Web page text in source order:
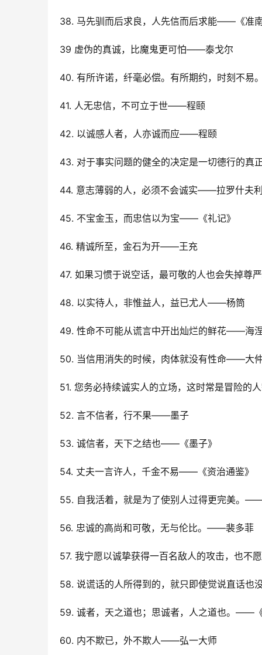
38. 马先驯而后求良，人先信而后求能――《准南
39 虚伪的真诚，比魔鬼更可怕——泰戈尔
40. 有所许诺，纤毫必偿。有所期约，时刻不
41. 人无忠信，不可立于世——程颐
42. 以诚感人者，人亦诚而应——程颐
43. 对于事实问题的健全的决定是一切德行的
44. 意志薄弱的人，必须不会诚实――拉罗什夫利
45. 不宝金玉，而忠信以为宝――《礼记》
46. 精诚所至，金石为开——王充
47. 如果习惯于说空话，最可敬的人也会失掉
48. 以实待人，非惟益人，益已尤人――杨筒
49. 性命不可能从谎言中开出灿烂的鲜花――海
50. 当信用消失的时候，肉体就没有性命――大
51. 您务必持续诚实人的立场，这时常是冒险
52. 言不信者，行不果――墨子
53. 诚信者，天下之结也――《墨子》
54. 丈夫一言许人，千金不易――《资治通鉴》
55. 自我活着，就是为了使别人过得更完美。
56. 忠诚的高尚和可敬，无与伦比。——裴多菲
57. 我宁愿以诚挚获得一百名敌人的攻击，也
58. 说谎话的人所得到的，就只即使觉说直话
59. 诚者，天之道也；思诚者，人之道也。――《
60. 内不欺已，外不欺人——弘一大师